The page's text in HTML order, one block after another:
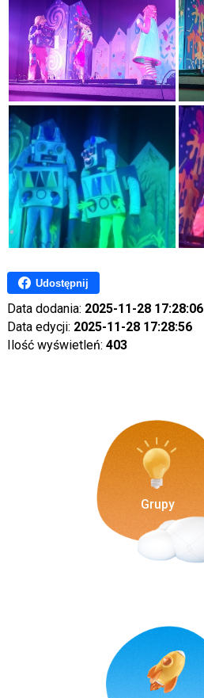
Udostępnij
Data dodania: 2025-11-28 17:28:06
Data edycji: 2025-11-28 17:28:56
Ilość wyświetleń: 403
Grupy